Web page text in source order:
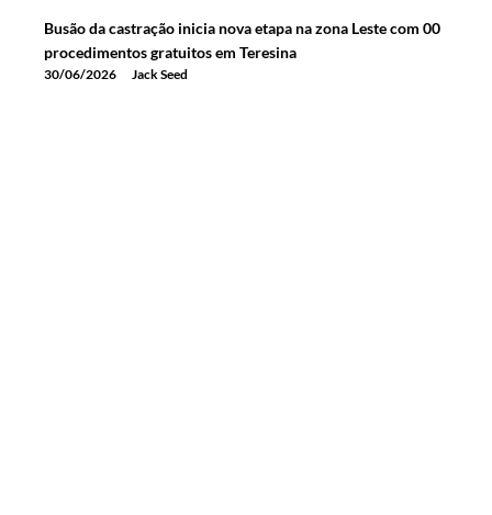
Busão da castração inicia nova etapa na zona Leste com 00
procedimentos gratuitos em Teresina
30/06/2026 Jack Seed